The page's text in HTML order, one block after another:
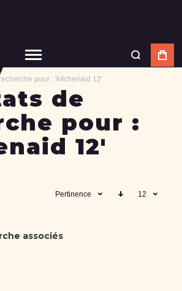
pour : 'kitchenaid 12'
de
pour :
12'
Pertinence 12
associés